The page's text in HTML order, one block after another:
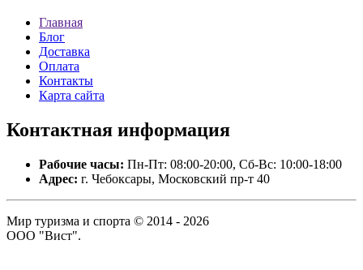
Главная
Блог
Доставка
Оплата
Контакты
Карта сайта
Контактная информация
Рабочие часы: Пн-Пт: 08:00-20:00, Сб-Вс: 10:00-18:00
Адрес: г. Чебоксары, Московский пр-т 40
Мир туризма и спорта © 2014 - 2026
ООО "Вист".